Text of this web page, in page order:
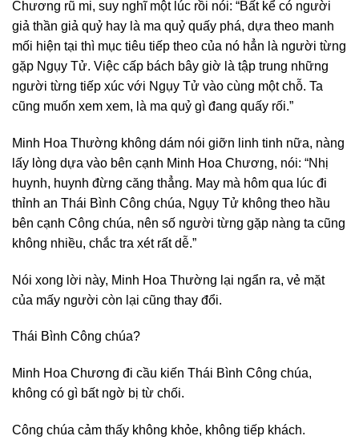
Chương rũ mi, suy nghĩ một lúc rồi nói: “Bất kể có người
giả thần giả quỷ hay là ma quỷ quấy phá, dựa theo manh
mối hiện tại thì mục tiêu tiếp theo của nó hẳn là người từng
gặp Ngụy Tử. Việc cấp bách bây giờ là tập trung những
người từng tiếp xúc với Ngụy Tử vào cùng một chỗ. Ta
cũng muốn xem xem, là ma quỷ gì đang quấy rối.”
Minh Hoa Thường không dám nói giỡn linh tinh nữa, nàng
lấy lòng dựa vào bên cạnh Minh Hoa Chương, nói: “Nhị
huynh, huynh đừng căng thẳng. May mà hôm qua lúc đi
thỉnh an Thái Bình Công chúa, Ngụy Tử không theo hầu
bên cạnh Công chúa, nên số người từng gặp nàng ta cũng
không nhiều, chắc tra xét rất dễ.”
Nói xong lời này, Minh Hoa Thường lại ngẩn ra, vẻ mặt
của mấy người còn lại cũng thay đổi.
Thái Bình Công chúa?
Minh Hoa Chương đi cầu kiến Thái Bình Công chúa,
không có gì bất ngờ bị từ chối.
Công chúa cảm thấy không khỏe, không tiếp khách.